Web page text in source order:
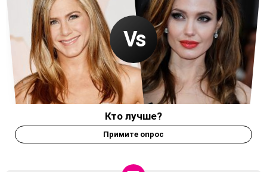
Кто лучше?
Примите опрос